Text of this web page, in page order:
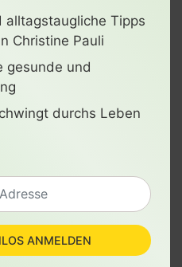
alltagstaugliche Tipps
Christine Pauli
gesunde und
durchs Leben
ANMELDEN